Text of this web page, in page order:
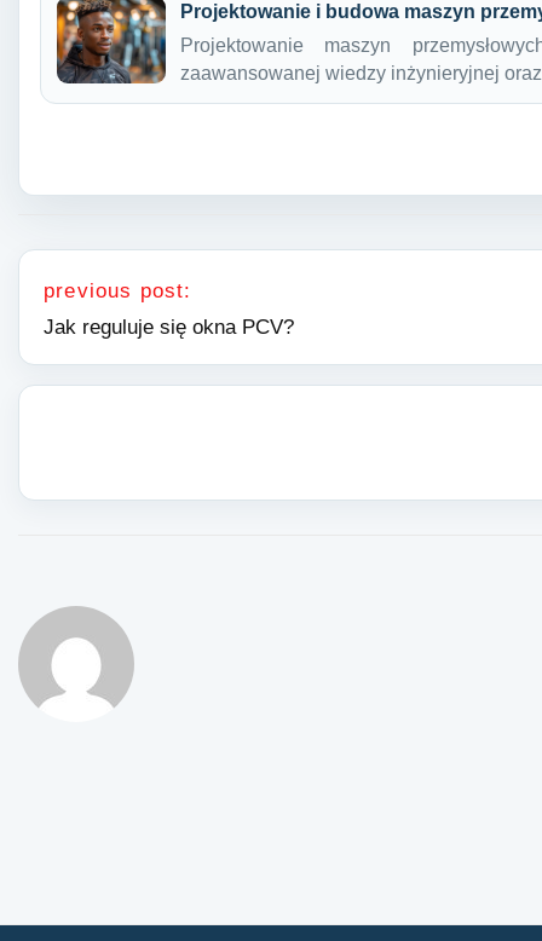
Projektowanie i budowa maszyn
Projektowanie maszyn
zaawansowanej wiedzy inżynieryjnej
Nawigacja wpisu
previous post:
Jak reguluje się okna PCV?